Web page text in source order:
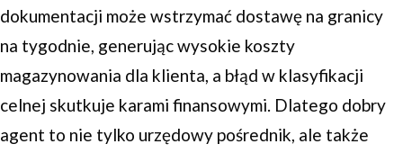
dokumentacji może wstrzymać dostawę na granicy
na tygodnie, generując wysokie koszty
magazynowania dla klienta, a błąd w klasyfikacji
celnej skutkuje karami finansowymi. Dlatego dobry
agent to nie tylko urzędowy pośrednik, ale także